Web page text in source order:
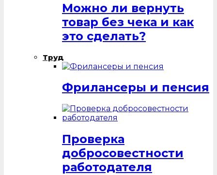
Можно ли вернуть
товар без чека и как
это сделать?
Труд
Фрилансеры и пенсия
Проверка
добросовестности
работодателя